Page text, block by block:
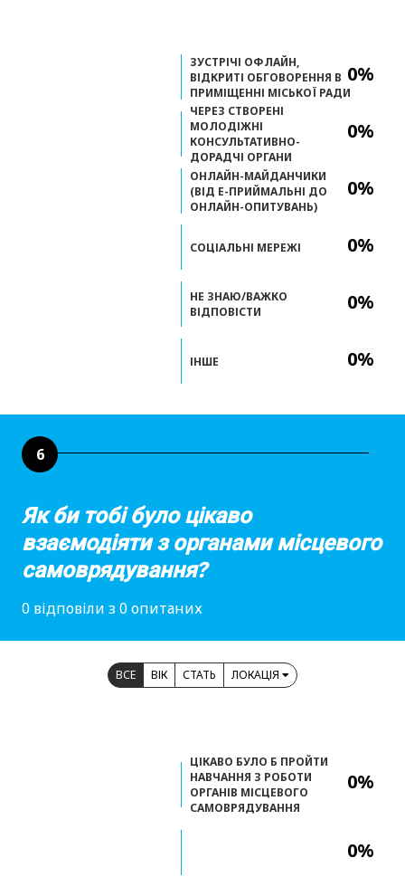
0%
0%
0%
0%
0%
0%
ЗУСТРІЧІ ОФЛАЙН,
ВІДКРИТІ ОБГОВОРЕННЯ В
ПРИМІЩЕННІ МІСЬКОЇ РАДИ
ЧЕРЕЗ СТВОРЕНІ
МОЛОДІЖНІ
КОНСУЛЬТАТИВНО-
ДОРАДЧІ ОРГАНИ
ОНЛАЙН-МАЙДАНЧИКИ
(ВІД Е-ПРИЙМАЛЬНІ ДО
ОНЛАЙН-ОПИТУВАНЬ)
СОЦІАЛЬНІ МЕРЕЖІ
НЕ ЗНАЮ/ВАЖКО
ВІДПОВІСТИ
ІНШЕ
6
Як би тобі було цікаво
взаємодіяти з органами місцевого
самоврядування?
0 відповіли з 0 опитаних
ВСЕ ВІК СТАТЬ ЛОКАЦІЯ
0%
0%
ЦІКАВО БУЛО Б ПРОЙТИ
НАВЧАННЯ З РОБОТИ
ОРГАНІВ МІСЦЕВОГО
САМОВРЯДУВАННЯ